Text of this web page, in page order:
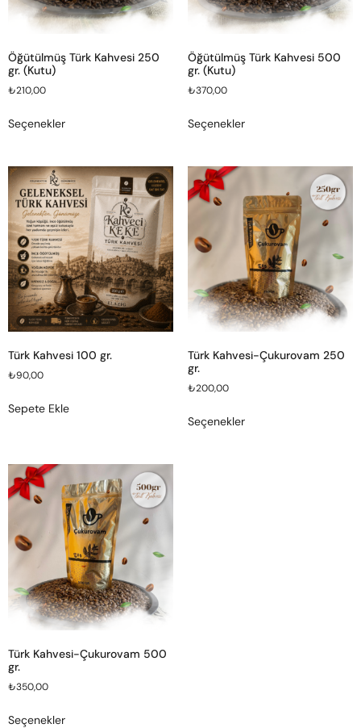
Öğütülmüş Türk Kahvesi 250
gr. (Kutu)
₺210,00
Seçenekler
Öğütülmüş Türk Kahvesi 500
gr. (Kutu)
₺370,00
Seçenekler
Türk Kahvesi 100 gr.
₺90,00
Sepete Ekle
Türk Kahvesi-Çukurovam 250
gr.
₺200,00
Seçenekler
Türk Kahvesi-Çukurovam 500
gr.
₺350,00
Seçenekler